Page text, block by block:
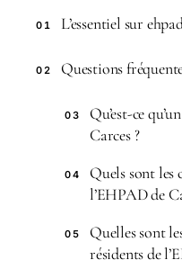
01 L’essentiel sur
02 Questions
03
Qu’est-ce
Carces ?
04
Quels sont les
l’EHPAD de
05
Quelles sont
résidents de